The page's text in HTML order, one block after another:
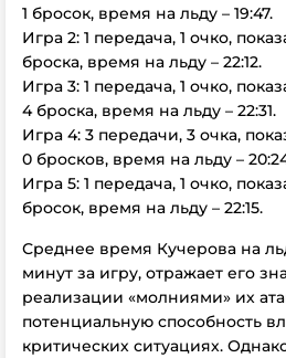
1 бросок, время на льду – 19:47.
Игра 2: 1 передача, 1 очко,
броска, время на льду – 22:12.
Игра 3: 1 передача, 1 очко,
4 броска, время на льду – 22:31.
Игра 4: 3 передачи, 3 очка,
0 бросков, время на льду –
Игра 5: 1 передача, 1 очко,
бросок, время на льду – 22:15.
Среднее время Кучерова на
минут за игру, отражает его
реализации «молниями» их
потенциальную способность
критических ситуациях.